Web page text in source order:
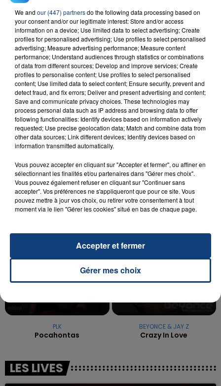
23 juillet 2026
INCENDIE MORTEL À LENS : UNE FEMME ET
SON BÉBÉ ENTRE LA VIE ET LA...
Un homme s'est immolé par le feu après avoir
aspergé sa compagne et leur bébé de trois mois
d'un liquide inflammable.
20 juillet 2026
UNE ADOLESCENTE DEVANT SE FAIRE
OPÉRER DE LA CHEVILLE RESSORT DE LA...
La famille a porté plainte contre la clinique qui a
reconnu sa responsabilité et présenté ses
excuses.
TITRES DIFFUSÉS
PLK
Pocahontas
BEYONCE & JAY Z
Crazy In Love
LES LIVES
We and our (447) partnersdo the following data processing based on
your consent and/or our legitimate interest: Store and/or access
information on a device; Use limited data to select advertising; Create
profiles for personalised advertising; Use profiles to select personalised
advertising; Measure advertising performance; Measure content
performance; Understand audiences through statistics or combinations
of data from different sources; Develop and improve services; Create
profiles to personalise content; Use profiles to select personalised
content; Use limited data to select content; Ensure security, prevent and
detect fraud, and fix errors; Deliver and present advertising and content;
Save and communicate privacy choices. These technologies may
process personal data such as IP address and browsing data to offer
following functionalities: Identify devices based on information actively
requested; Use precise geolocation data; Match and combine data from
other data sources; Link different devices; Identify devices based on
information transmitted automatically.
Vous pouvez accepter en cliquant sur "Accepter et fermer", ou affiner en
sélectionnant les finalités et/ou partenaires dans "Gérer mes choix".
Vous pouvez également refuser en cliquant sur "Continuer sans
accepter". Vos préférences ne s'appliqueront que pour ce site. Vous
pouvez mettre à jour vos choix, ou retirer votre consentement à tout
moment via le lien "Gérer les cookies" situé en bas de chaque page.
Gérer mes choix
Accepter et fermer